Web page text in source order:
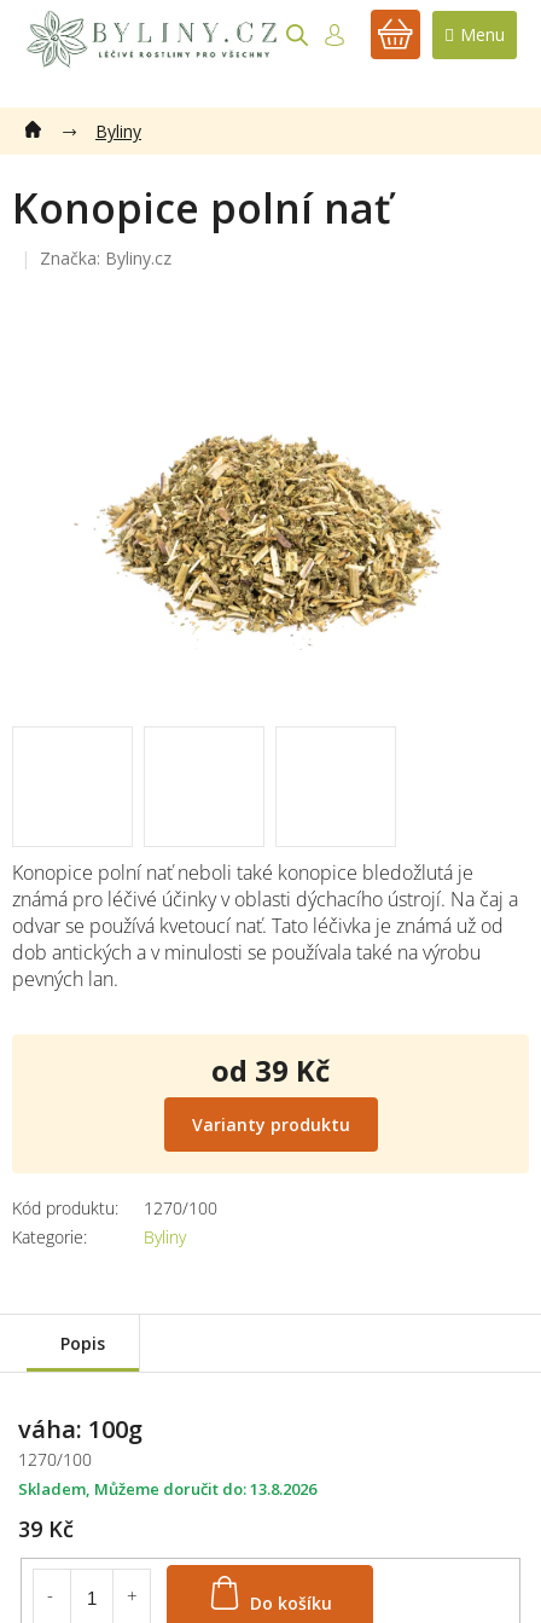
obsah
NÁKUPNÍ
Byliny
Konopice polní nať
Značka: Byliny.cz
Konopice polní nať neboli také konopice bledožlutá je
známá pro léčivé účinky v oblasti dýchacího ústrojí. Na čaj a
odvar se používá kvetoucí nať. Tato léčivka je známá už od
dob antických a v minulosti se používala také na výrobu
pevných lan.
Kód produktu:
1270/100
Kategorie: Byliny
od 39 Kč
Měrná
cena:
Varianty produktu
Popis
váha: 100g
1270/100
39 Kč
Do košíku
Skladem 13.8.2026